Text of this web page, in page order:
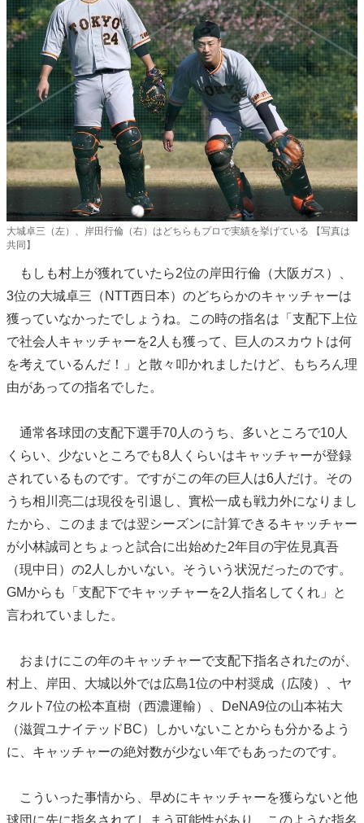
大城卓三（左）、岸田行倫（右）はどちらもプロで実績を挙げている 【写真は
共同】
もしも村上が獲れていたら2位の岸田行倫（大阪ガス）、
3位の大城卓三（NTT西日本）のどちらかのキャッチャーは
獲っていなかったでしょうね。この時の指名は「支配下上位
で社会人キャッチャーを2人も獲って、巨人のスカウトは何
を考えているんだ！」と散々叩かれましたけど、もちろん理
由があっての指名でした。
通常各球団の支配下選手70人のうち、多いところで10人
くらい、少ないところでも8人くらいはキャッチャーが登録
されているものです。ですがこの年の巨人は6人だけ。その
うち相川亮二は現役を引退し、實松一成も戦力外になりまし
たから、このままでは翌シーズンに計算できるキャッチャー
が小林誠司とちょっと試合に出始めた2年目の宇佐見真吾
（現中日）の2人しかいない。そういう状況だったのです。
GMからも「支配下でキャッチャーを2人指名してくれ」と
言われていました。
おまけにこの年のキャッチャーで支配下指名されたのが、
村上、岸田、大城以外では広島1位の中村奨成（広陵）、ヤ
クルト7位の松本直樹（西濃運輸）、DeNA9位の山本祐大
（滋賀ユナイテッドBC）しかいないことからも分かるよう
に、キャッチャーの絶対数が少ない年でもあったのです。
こういった事情から、早めにキャッチャーを獲らないと他
球団に先に指名されてしまう可能性があり、このような指名